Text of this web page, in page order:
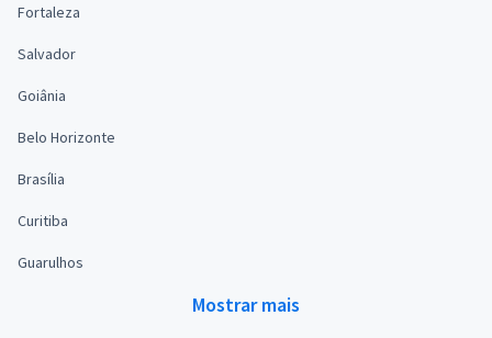
Fortaleza
Salvador
Goiânia
Belo Horizonte
Brasília
Curitiba
Guarulhos
Mostrar mais